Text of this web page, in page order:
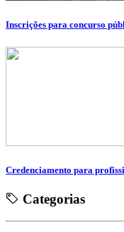
Inscrições para concurso
Credenciamento para
Categorias